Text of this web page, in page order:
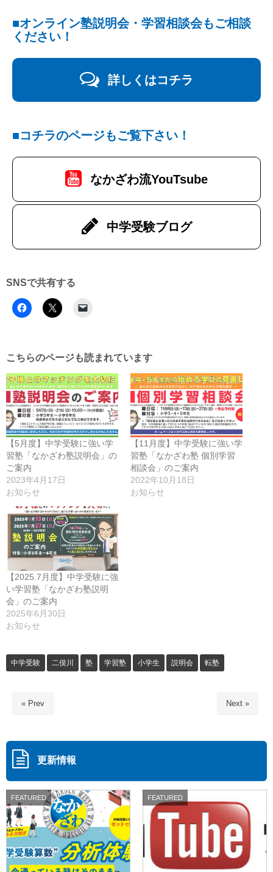
■オンライン塾説明会・学習相談会もご相談
ください！
詳しくはコチラ
■コチラのページもご覧下さい！
なかざわ流YouTsube
中学受験ブログ
SNSで共有する
こちらのページも読まれています
【5月度】中学受験に強い学
習塾「なかざわ塾説明会」の
ご案内
2023年4月17日
お知らせ
【11月度】中学受験に強い学
習塾「なかざわ塾 個別学習
相談会」のご案内
2022年10月18日
お知らせ
【2025.7月度】中学受験に強
い学習塾「なかざわ塾説明
会」のご案内
2025年6月30日
お知らせ
中学受験 二俣川 塾 学習塾 小学生 説明会 転塾
« Prev Next »
更新情報
FEATURED FEATURED